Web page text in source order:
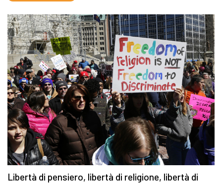
Libertà di pensiero, libertà di religione, libertà di